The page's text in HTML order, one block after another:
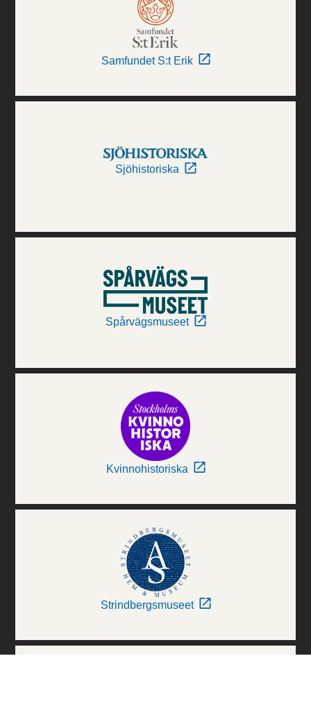
Samfundet S:t Erik
Sjöhistoriska
Spårvägsmuseet
Kvinnohistoriska
Strindbergsmuseet